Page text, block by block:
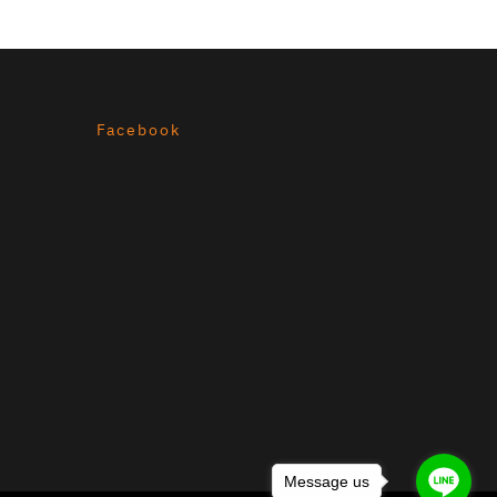
Facebook
Message us